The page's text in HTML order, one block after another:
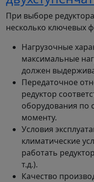
При выборе
несколько ключевых
Нагрузочные
максимальные
должен
Передаточное
редуктор
оборудования по
моменту.
Условия
климатические
работать
т.д.).
Качество